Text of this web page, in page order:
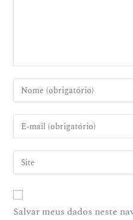
Salvar meus dados neste